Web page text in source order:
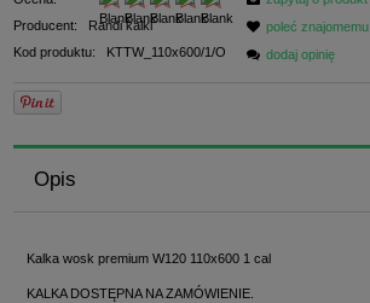
Producent:
Randi kalki
Kod produktu:
KTTW_110x600/1/O
poleć znajomemu
dodaj opinię
Opis
Kalka wosk premium W120 110x600 1 cal
KALKA DOSTĘPNA NA ZAMÓWIENIE.